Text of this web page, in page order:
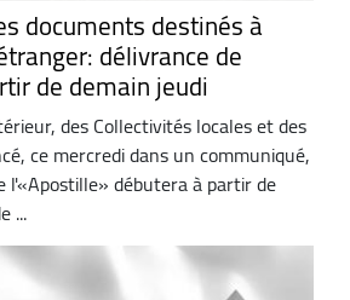
documents destinés à
délivrance de
de demain jeudi
des Collectivités locales et des
ce mercredi dans un communiqué,
l'«Apostille» débutera à partir de
...